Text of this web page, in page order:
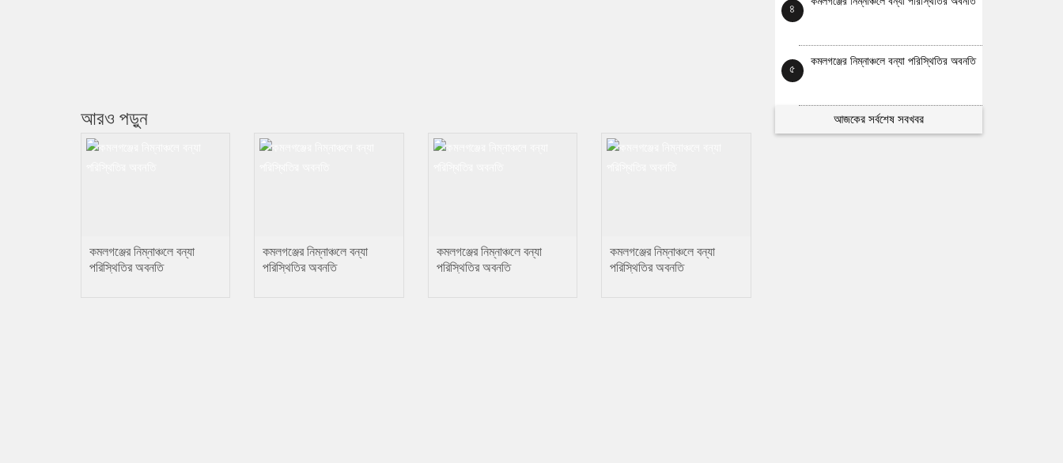
আরও পড়ুন
কমলগঞ্জের নিম্নাঞ্চলে বন্যা
পরিস্থিতির অবনতি
কমলগঞ্জের নিম্নাঞ্চলে বন্যা
পরিস্থিতির অবনতি
কমলগঞ্জের নিম্নাঞ্চলে বন্যা
পরিস্থিতির অবনতি
কমলগঞ্জের নিম্নাঞ্চলে বন্যা
পরিস্থিতির অবনতি
৪
৫
কমলগঞ্জের নিম্নাঞ্চলে বন্যা পরিস্থিতির অবনতি
আজকের সর্বশেষ সবখবর